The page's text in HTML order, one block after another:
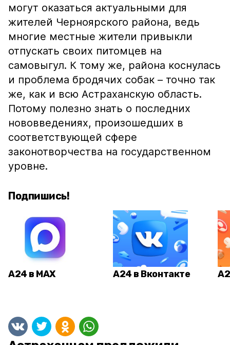
могут оказаться актуальными для
жителей Черноярского района, ведь
многие местные жители привыкли
отпускать своих питомцев на
самовыгул. К тому же, района коснулась
и проблема бродячих собак – точно так
же, как и всю Астраханскую область.
Потому полезно знать о последних
нововведениях, произошедших в
соответствующей сфере
законотворчества на государственном
уровне.
Подпишись!
А24 в MAX А24 в Вконтакте